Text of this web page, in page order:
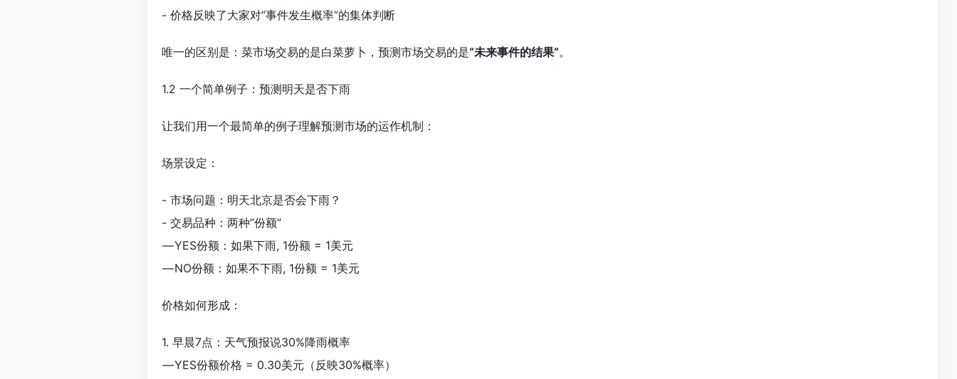
- 价格反映了大家对”事件发生概率”的集体判断
唯一的区别是：菜市场交易的是白菜萝卜，预测市场交易的是“未来事件的结果”。
1.2 一个简单例子：预测明天是否下雨
让我们用一个最简单的例子理解预测市场的运作机制：
场景设定：
- 市场问题：明天北京是否会下雨？
- 交易品种：两种”份额”
— YES份额：如果下雨, 1份额 = 1美元
— NO份额：如果不下雨, 1份额 = 1美元
价格如何形成：
1. 早晨7点：天气预报说30%降雨概率
— YES份额价格 = 0.30美元（反映30%概率）